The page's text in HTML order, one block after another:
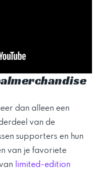
dan alleen een
van de
supporters en hun
van je favoriete
limited-edition